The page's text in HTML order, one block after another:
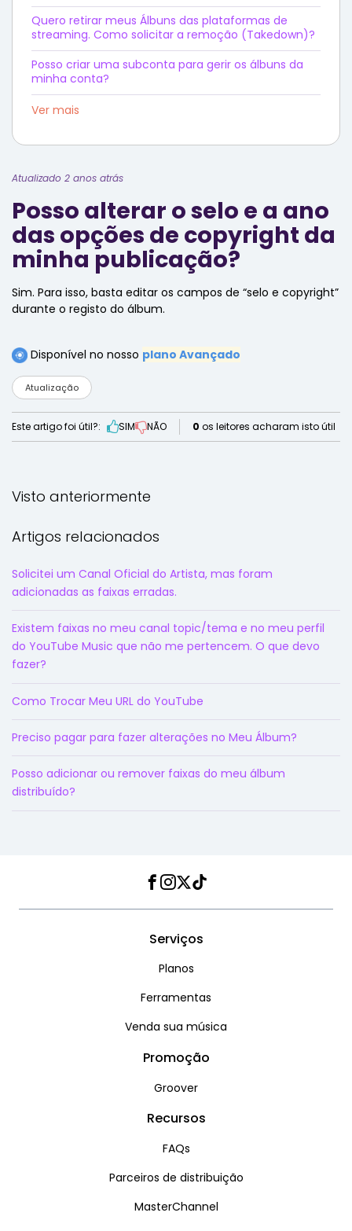
Quero retirar meus Álbuns das plataformas de
streaming. Como solicitar a remoção (Takedown)?
Posso criar uma subconta para gerir os álbuns da
minha conta?
Ver mais
Atualizado 2 anos atrás
Posso alterar o selo e a ano
das opções de copyright da
minha publicação?
Sim. Para isso, basta editar os campos de “selo e copyright”
durante o registo do álbum.
Disponível no nosso plano Avançado
Atualização
Este artigo foi útil?: SIM NÃO 0 os leitores acharam isto útil
Visto anteriormente
Artigos relacionados
Solicitei um Canal Oficial do Artista, mas foram
adicionadas as faixas erradas.
Existem faixas no meu canal topic/tema e no meu perfil
do YouTube Music que não me pertencem. O que devo
fazer?
Como Trocar Meu URL do YouTube
Preciso pagar para fazer alterações no Meu Álbum?
Posso adicionar ou remover faixas do meu álbum
distribuído?
Facebook
Instagram
Twitter
TikTok
Serviços
Planos
Ferramentas
Venda sua música
Promoção
Groover
Recursos
FAQs
Parceiros de distribuição
MasterChannel